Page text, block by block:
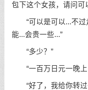
包下这个女孩，请问可
“可以是可以...不过
能...会贵一些...”
“多少？”
“一百万日元一晚上
“好了，我给你转过